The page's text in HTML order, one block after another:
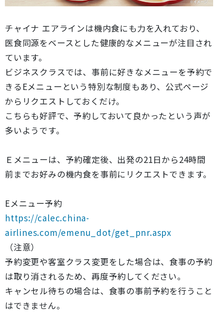
チャイナ エアラインは機内食にも力を入れており、
医食同源をベースとした健康的なメニューが注目され
ています。
ビジネスクラスでは、事前に好きなメニューを予約で
きるEメニューという特別な制度もあり、公式ページ
からリクエストしておくだけ。
こちらも好評で、予約しておいて良かったという声が
多いようです。
Ｅメニューは、予約確定後、出発の21日から24時間
前までお好みの機内食を事前にリクエストできます。
Eメニュー予約
https://calec.china-
airlines.com/emenu_dot/get_pnr.aspx
（注意）
予約変更や客室クラス変更をした場合は、食事の予約
は取り消されるため、再度予約してください。
キャンセル待ちの場合は、食事の事前予約を行うこと
はできません。